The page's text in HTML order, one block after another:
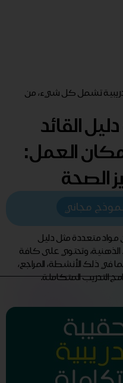
تشمل كل شيء، من
القائد
مكان العمل:
الصحة
مجاني
مواد متعددة مثل دليل
الذهنية، وتحتوي على كافة
بما في ذلك الأنشطة، المراجع،
التدريب المتكاملة.